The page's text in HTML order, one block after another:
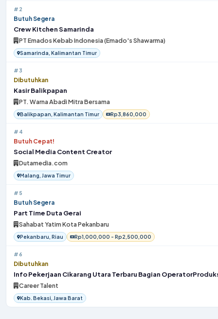
#2
Butuh Segera
Crew Kitchen Samarinda
PT Emados Kebab Indonesia (Emado's Shawarma)
Samarinda, Kalimantan Timur
#3
Dibutuhkan
Kasir Balikpapan
PT. Warna Abadi Mitra Bersama
Balikpapan, Kalimantan Timur Rp3,860,000
#4
Butuh Cepat!
Social Media Content Creator
Dutamedia.com
Malang, Jawa Timur
#5
Butuh Segera
Part Time Duta Gerai
Sahabat Yatim Kota Pekanbaru
Pekanbaru, Riau Rp1,000,000 - Rp2,500,000
#6
Dibutuhkan
Info Pekerjaan Cikarang Utara Terbaru Bagian
Career Talent
Kab. Bekasi, Jawa Barat